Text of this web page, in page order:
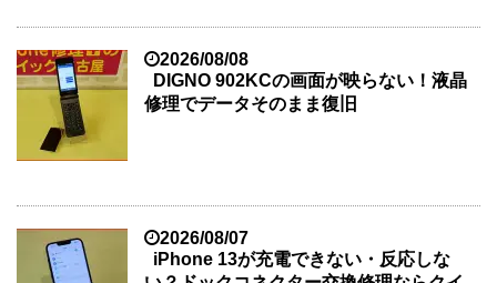
2026/08/08
DIGNO 902KCの画面が映らない！液晶
修理でデータそのまま復旧
2026/08/07
iPhone 13が充電できない・反応しな